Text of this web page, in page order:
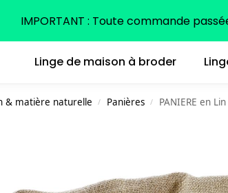
Linge de maison à broder
& matière naturelle / Panières / PANIERE en
IMPORTANT : Toute commande